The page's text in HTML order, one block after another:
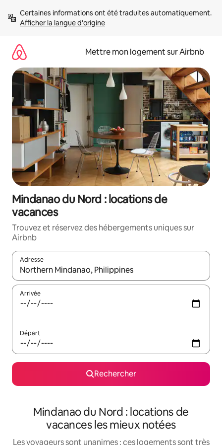
directement
Afficher la langue d'origine
Mettre mon logement sur Airbnb
Mindanao du Nord : locations de
vacances
Trouvez et réservez des hébergements uniques sur
Airbnb
Adresse
Lorsque les résultats s'affichent, utilisez les flèches vers le
Arrivée
Départ
Rechercher
Mindanao du Nord : locations de
vacances les mieux notées
Les voyageurs sont unanimes : ces logements sont très